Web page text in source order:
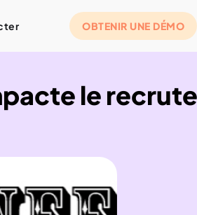
OBTENIR UNE DÉMO
le